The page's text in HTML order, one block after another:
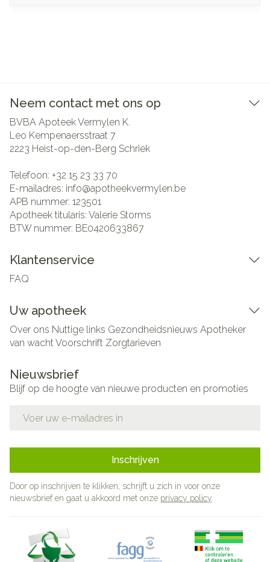
Neem contact met ons op
BVBA Apoteek Vermylen K.
Leo Kempenaersstraat 7
2223 Heist-op-den-Berg Schriek
Telefoon: +32 15 23 33 70
E-mailadres: info@apotheekvermylen.be
APB nummer: 123501
Apotheek titularis: Valerie Storms
BTW nummer: BE0420633867
Klantenservice
FAQ
Uw apotheek
Over ons Nuttige links Gezondheidsnieuws Apotheker
van wachtVoorschrift Zorgtarieven
Nieuwsbrief
Blijf op de hoogte van nieuwe producten en promoties
Inschrijven
Door op inschrijven te klikken, schrijft u zich in voor onze
nieuwsbrief en gaat u akkoord met onze privacy policy